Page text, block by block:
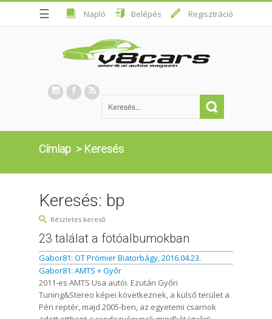
☰ Napló Belépés Regisztráció
Címlap > Keresés
Keresés: bp
Részletes kereső
23 találat a fotóalbumokban
Gabor81: OT Prömier Biatorbágy, 2016.04.23.
Gabor81: AMTS + Győr
2011-es AMTS Usa autói. Ezután Győri
Tuning&Stereo képei következnek, a külső terület a
Péri reptér, majd 2005-ben, az egyetemi csarnok